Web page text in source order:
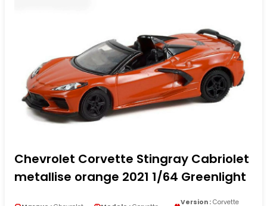
Chevrolet Corvette Stingray Cabriolet
metallise orange 2021 1/64 Greenlight
Version :Corvette